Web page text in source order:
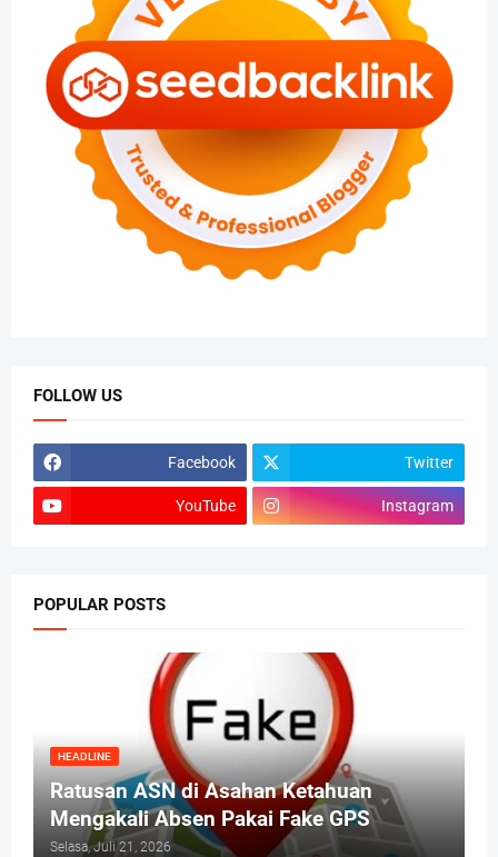
FOLLOW US
Facebook Twitter
YouTube Instagram
POPULAR POSTS
HEADLINE
Ratusan ASN di Asahan Ketahuan
Mengakali Absen Pakai Fake GPS
Selasa, Juli 21, 2026